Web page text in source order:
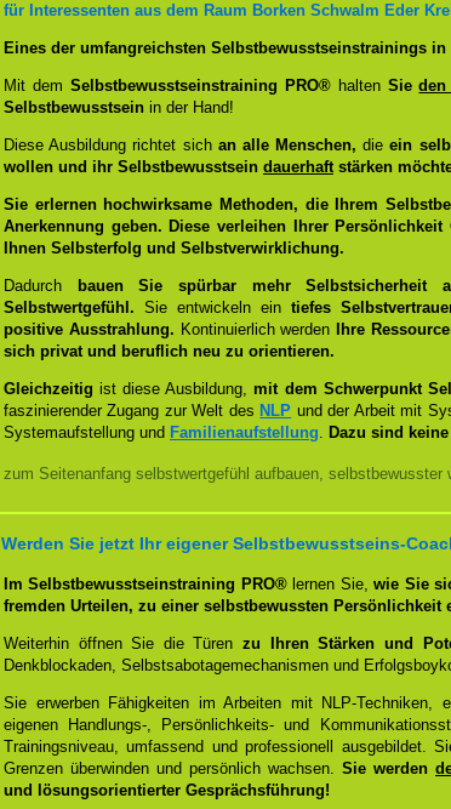
für Interessenten aus dem Raum Borken Schwalm Eder
Eines der umfangreichsten Selbstbewusstseinstrainings in
Mit dem Selbstbewusstseinstraining PRO®haltenSieden
Selbstbewusstsein in der Hand!
Diese Ausbildung richtet sich an alle Menschen, dieein
wollen und ihr Selbstbewusstsein dauerhaftstärken
Sie erlernen hochwirksame Methoden, die Ihrem
Anerkennung geben. Diese verleihen Ihrer
Ihnen Selbsterfolg und Selbstverwirklichung.
Dadurch
bauen Sie spürbar mehr Selbstsicherheit
Selbstwertgefühl. Sie entwickeln ein tiefes
positive Ausstrahlung. Kontinuierlich werden
Ihre
sich privat und beruflich neu zu orientieren.
Gleichzeitigist diese Ausbildung, mit dem Schwerpunkt
faszinierender Zugang zur Welt des NLP und der Arbeit mit
Systemaufstellung und Familienaufstellung. Dazu sind
zum Seitenanfang selbstwertgefühl aufbauen, selbstbewusster
Werden Sie jetzt Ihr eigener Selbstbewusstseins-
Im Selbstbewusstseinstraining PRO® lernen Sie,wie Sie
fremden Urteilen, zu einer selbstbewussten Persönlichkeit
Weiterhin öffnen Sie die Türenzu Ihren Stärken und
Denkblockaden, Selbstsabotagemechanismen und
Sie erwerben Fähigkeiten im Arbeiten mit NLP-Techniken,
eigenen Handlungs-, Persönlichkeits- und
Trainingsniveau, umfassend und professionell ausgebildet.
Grenzen überwinden und persönlich wachsen. Sie werden
und lösungsorientierter Gesprächsführung!